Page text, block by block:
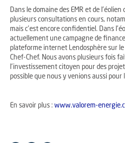
Dans le domaine des EMR et de
plusieurs consultations en cours,
mais c’est encore confidentiel. Dans
actuellement une campagne de
plateforme internet Lendosphère sur
Chef-Chef. Nous avons plusieurs fois
l’investissement citoyen pour des
possible que nous y venions aussi pour
En savoir plus : www.valorem-